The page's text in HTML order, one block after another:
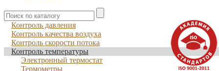
Контроль давления
Контроль качества воздуха
Контроль скорости потока
Контроль температуры
Электронный термостат
Термометры